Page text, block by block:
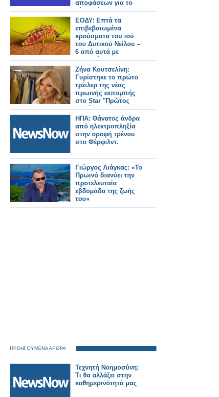
αποφάσεων για το
νέο πρόγραμμα
ΕΟΔΥ: Επτά τα
επιβεβαιωμένα
κρούσματα του ιού
του Δυτικού Νείλου –
6 από αυτά με
νοσηλεία
Ζήνα Κουτσελίνη:
Γυρίστηκε το πρώτο
τρέιλερ της νέας
πρωινής εκπομπής
στο Star "Πρώτος
Καφές"
ΗΠΑ: Θάνατος άνδρα
από ηλεκτροπληξία
στην οροφή τρένου
στο Φέρφιλντ.
Γιώργος Λιάγκας: «Το
Πρωινό διανύει την
προτελευταία
εβδομάδα της ζωής
του»
ΠΡΟΗΓΟΥΜΕΝΑ ΑΡΘΡΑ
Τεχνητή Νοημοσύνη:
Τι θα αλλάξει στην
καθημερινότητά μας